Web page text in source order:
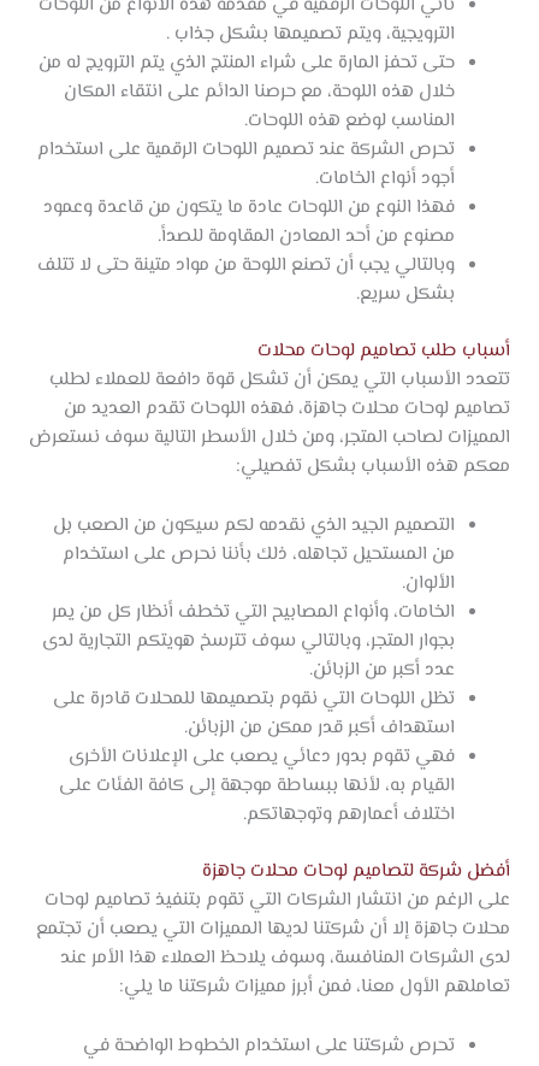
الترويجية، ويتم تصميمها بشكل جذاب .
حتى تحفز المارة على شراء المنتج الذي يتم الترويج له من
خلال هذه اللوحة، مع حرصنا الدائم على انتقاء المكان
المناسب لوضع هذه اللوحات.
تحرص الشركة عند تصميم اللوحات الرقمية على استخدام
أجود أنواع الخامات.
فهذا النوع من اللوحات عادة ما يتكون من قاعدة وعمود
مصنوع من أحد المعادن المقاومة للصدأ.
وبالتالي يجب أن تصنع اللوحة من مواد متينة حتى لا تتلف
بشكل سريع.
أسباب طلب تصاميم لوحات محلات
تتعدد الأسباب التي يمكن أن تشكل قوة دافعة للعملاء لطلب
تصاميم لوحات محلات جاهزة، فهذه اللوحات تقدم العديد من
المميزات لصاحب المتجر، ومن خلال الأسطر التالية سوف نستعرض
معكم هذه الأسباب بشكل تفصيلي:
التصميم الجيد الذي نقدمه لكم سيكون من الصعب بل
من المستحيل تجاهله، ذلك بأننا نحرص على استخدام
الألوان.
الخامات، وأنواع المصابيح التي تخطف أنظار كل من يمر
بجوار المتجر، وبالتالي سوف تترسخ هويتكم التجارية لدى
عدد أكبر من الزبائن.
تظل اللوحات التي نقوم بتصميمها للمحلات قادرة على
استهداف أكبر قدر ممكن من الزبائن.
فهي تقوم بدور دعائي يصعب على الإعلانات الأخرى
القيام به، لأنها ببساطة موجهة إلى كافة الفئات على
اختلاف أعمارهم وتوجهاتكم.
أفضل شركة لتصاميم لوحات محلات جاهزة
على الرغم من انتشار الشركات التي تقوم بتنفيذ تصاميم لوحات
محلات جاهزة إلا أن شركتنا لديها المميزات التي يصعب أن تجتمع
لدى الشركات المنافسة، وسوف يلاحظ العملاء هذا الأمر عند
تعاملهم الأول معنا، فمن أبرز مميزات شركتنا ما يلي:
تحرص شركتنا على استخدام الخطوط الواضحة في